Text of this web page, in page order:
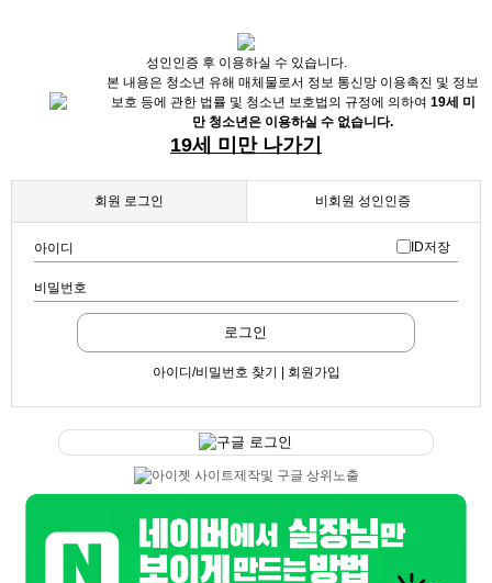
성인인증 후 이용하실 수 있습니다.
본 내용은 청소년 유해 매체물로서 정보 통신망 이용촉진 및 정보
보호 등에 관한 법률 및 청소년 보호법의 규정에 의하여 19세 미
만 청소년은 이용하실 수 없습니다.
19세 미만 나가기
회원 로그인 비회원 성인인증
아이디 ID저장
비밀번호
로그인
아이디/비밀번호 찾기 | 회원가입
구글 로그인